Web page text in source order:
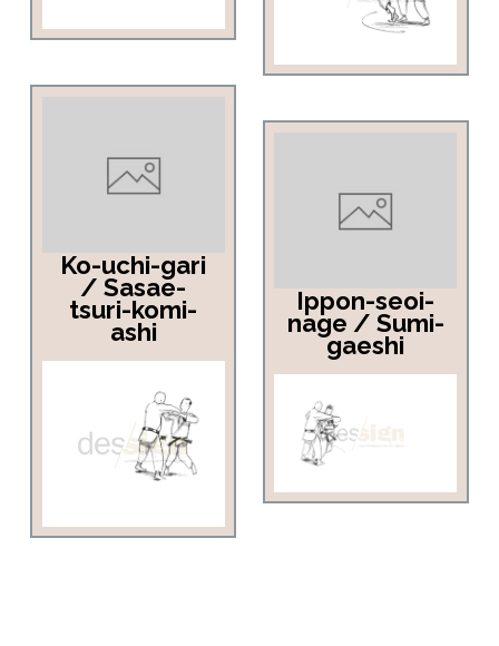
Ko-uchi-gari
/ Sasae-
tsuri-komi-
ashi
Ippon-seoi-
nage / Sumi-
gaeshi